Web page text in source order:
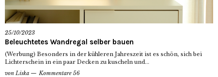
25/10/2023
Beleuchtetes Wandregal selber bauen
(Werbung) Besonders in der kühleren Jahreszeit ist es schön, sich bei
Lichterschein in ein paar Decken zu kuscheln und...
von Liska Kommentare 56